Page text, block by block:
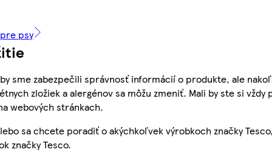
psy
sme zabezpečili správnosť informácií o produkte, ale
zložiek a alergénov sa môžu zmeniť. Mali by ste si
webových stránkach.
sa chcete poradiť o akýchkoľvek výrobkoch značky
značky Tesco.